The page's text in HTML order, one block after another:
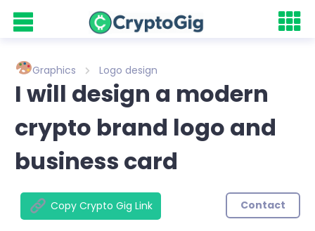
Graphics Logo design
I will design a modern
crypto brand logo and
business card
Copy Crypto Gig Link Contact